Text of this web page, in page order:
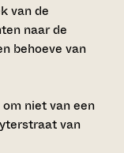
van de
naar de
behoeve van
niet van een
van